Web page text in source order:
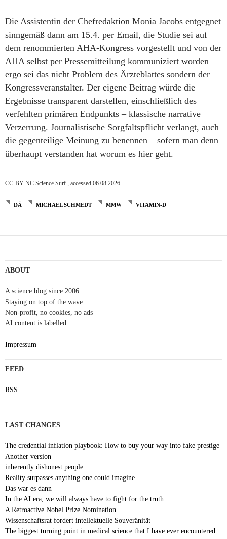
Die Assistentin der Chefredaktion Monia Jacobs entgegnet
sinngemäß dann am 15.4. per Email, die Studie sei auf
dem renommierten AHA-Kongress vorgestellt und von der
AHA selbst per Pressemitteilung kommuniziert worden –
ergo sei das nicht Problem des Ärzteblattes sondern der
Kongressveranstalter. Der eigene Beitrag würde die
Ergebnisse transparent darstellen, einschließlich des
verfehlten primären Endpunkts – klassische narrative
Verzerrung. Journalistische Sorgfaltspflicht verlangt, auch
die gegenteilige Meinung zu benennen – sofern man denn
überhaupt verstanden hat worum es hier geht.
CC-BY-NC Science Surf , accessed 06.08.2026
DÄ MICHAEL SCHMEDT MMW VITAMIN-D
ABOUT
A science blog since 2006
Staying on top of the wave
Non-profit, no cookies, no ads
AI content is labelled
Impressum
FEED
RSS
LAST CHANGES
The credential inflation playbook: How to buy your way into fake prestige
Another version
inherently dishonest people
Reality surpasses anything one could imagine
Das war es dann
In the AI era, we will always have to fight for the truth
A Retroactive Nobel Prize Nomination
Wissenschaftsrat fordert intellektuelle Souveränität
The biggest turning point in medical science that I have ever encountered